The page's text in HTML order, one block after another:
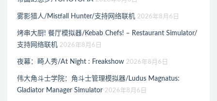
雾影猎人/Mistfall Hunter/支持网络联机 2026年8月6日
烤串大厨! 餐厅模拟器/Kebab Chefs! – Restaurant Simulator/
支持网络联机 2026年8月6日
夜幕：畸人秀/At Night : Freakshow 2026年8月6日
伟大角斗士学院：角斗士管理模拟器/Ludus Magnatus:
Gladiator Manager Simulator 2026年8月6日